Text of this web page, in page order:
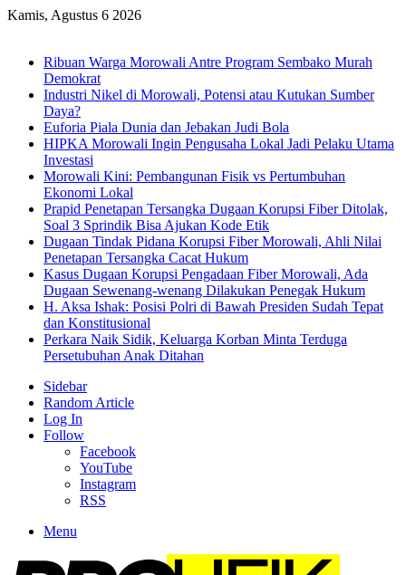
Kamis, Agustus 6 2026
Ribuan Warga Morowali Antre Program Sembako Murah
Demokrat
Industri Nikel di Morowali, Potensi atau Kutukan Sumber
Daya?
Euforia Piala Dunia dan Jebakan Judi Bola
HIPKA Morowali Ingin Pengusaha Lokal Jadi Pelaku Utama
Investasi
Morowali Kini: Pembangunan Fisik vs Pertumbuhan
Ekonomi Lokal
Prapid Penetapan Tersangka Dugaan Korupsi Fiber Ditolak,
Soal 3 Sprindik Bisa Ajukan Kode Etik
Dugaan Tindak Pidana Korupsi Fiber Morowali, Ahli Nilai
Penetapan Tersangka Cacat Hukum
Kasus Dugaan Korupsi Pengadaan Fiber Morowali, Ada
Dugaan Sewenang-wenang Dilakukan Penegak Hukum
H. Aksa Ishak: Posisi Polri di Bawah Presiden Sudah Tepat
dan Konstitusional
Perkara Naik Sidik, Keluarga Korban Minta Terduga
Persetubuhan Anak Ditahan
Sidebar
Random Article
Log In
Follow
Facebook
YouTube
Instagram
RSS
Menu